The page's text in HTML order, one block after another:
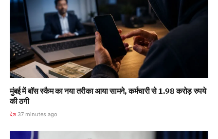
मुंबई में बॉस स्कैम का नया तरीका आया सामने, कर्मचारी से 1.98 करोड़ रुपये
की ठगी
देश 37 minutes ago